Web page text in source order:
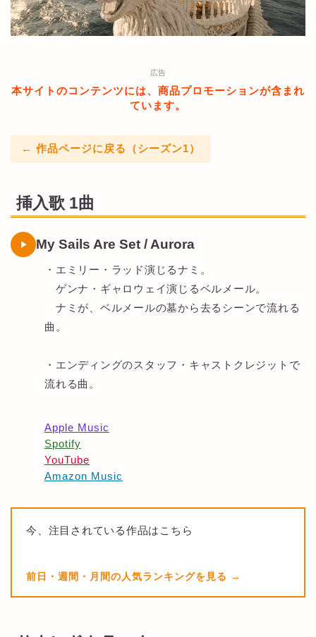
広告
本サイトのコンテンツには、商品プロモーションが含まれ
ています。
← 作品ページに戻る（シーズン1）
挿入歌 1曲
My Sails Are Set / Aurora
・エミリー・ラッド演じるナミ。
ゲンナ・ギャロウェイ演じるベルメール。
ナミが、ベルメールの墓から去るシーンで流れる
曲。
・エンディングのスタッフ・キャストクレジットで
流れる曲。
Apple Music
Spotify
YouTube
Amazon Music
今、注目されている作品はこちら
前日・週間・月間の人気ランキングを見る